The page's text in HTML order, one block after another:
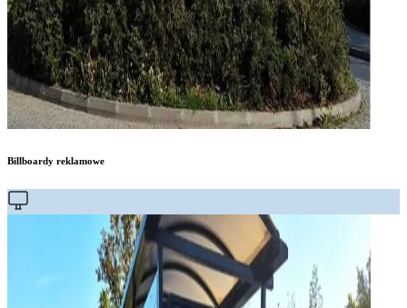
Billboardy reklamowe